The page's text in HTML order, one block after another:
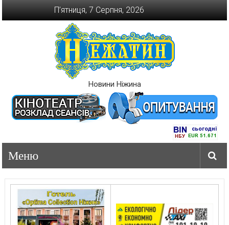
П’ятниця, 7 Серпня, 2026
Новини Ніжина